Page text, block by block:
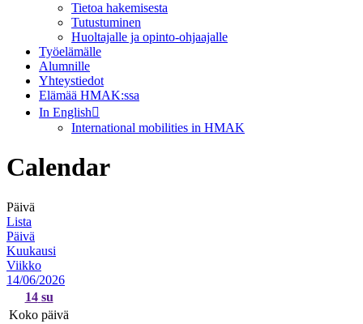
Tietoa hakemisesta
Tutustuminen
Huoltajalle ja opinto-ohjaajalle
Työelämälle
Alumnille
Yhteystiedot
Elämää HMAK:ssa
In English
International mobilities in HMAK
Calendar
Päivä
Lista
Päivä
Kuukausi
Viikko
14/06/2026
14 su
Koko päivä